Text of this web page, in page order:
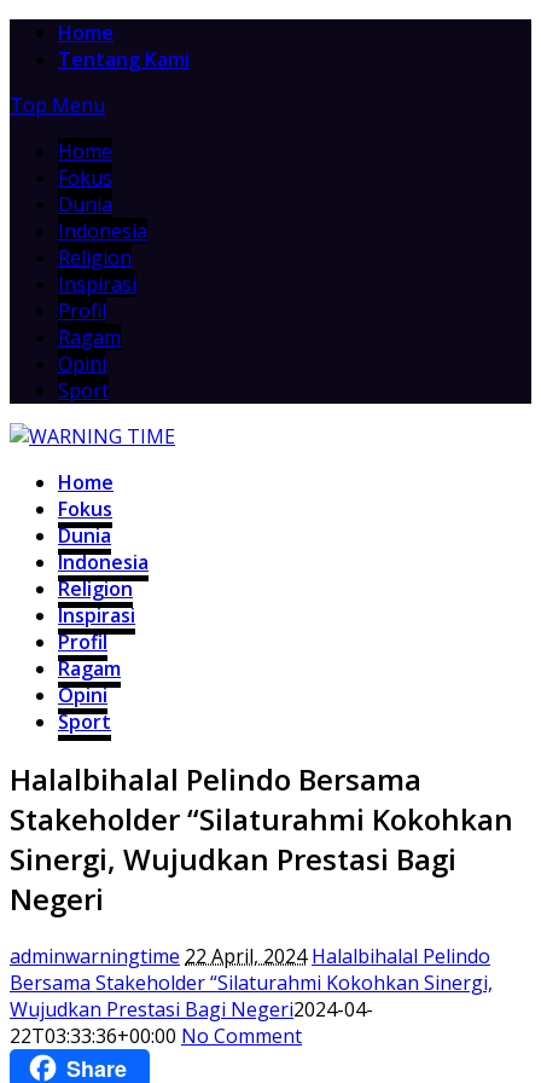
Home
Tentang Kami
Top Menu
Home
Fokus
Dunia
Indonesia
Religion
Inspirasi
Profil
Ragam
Opini
Sport
Home
Fokus
Dunia
Indonesia
Religion
Inspirasi
Profil
Ragam
Opini
Sport
Halalbihalal Pelindo Bersama
Stakeholder “Silaturahmi Kokohkan
Sinergi, Wujudkan Prestasi Bagi
Negeri
adminwarningtime 22 April, 2024 Halalbihalal Pelindo
Bersama Stakeholder “Silaturahmi Kokohkan Sinergi,
Wujudkan Prestasi Bagi Negeri2024-04-
22T03:33:36+00:00 No Comment
Share